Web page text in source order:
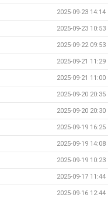
2025-09-23 14:14
2025-09-23 10:53
2025-09-22 09:53
2025-09-21 11:29
2025-09-21 11:00
2025-09-20 20:35
2025-09-20 20:30
2025-09-19 16:25
2025-09-19 14:08
2025-09-19 10:23
2025-09-17 11:44
2025-09-16 12:44